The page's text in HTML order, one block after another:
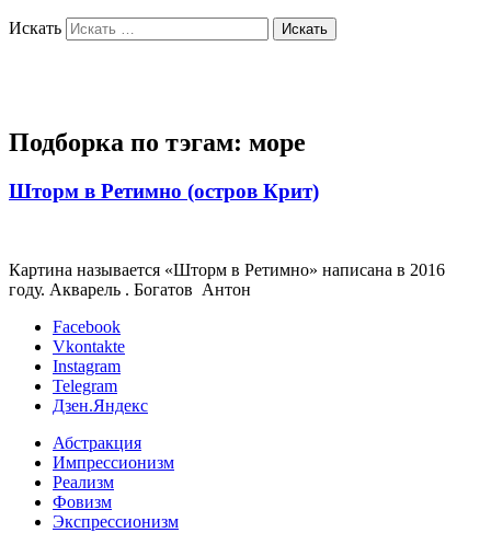
Искать
Подборка по тэгам: море
Шторм в Ретимно (остров Крит)
Картина называется «Шторм в Ретимно» написана в 2016
году. Акварель . Богатов Антон
Facebook
Vkontakte
Instagram
Telegram
Дзен.Яндекс
Абстракция
Импрессионизм
Реализм
Фовизм
Экспрессионизм